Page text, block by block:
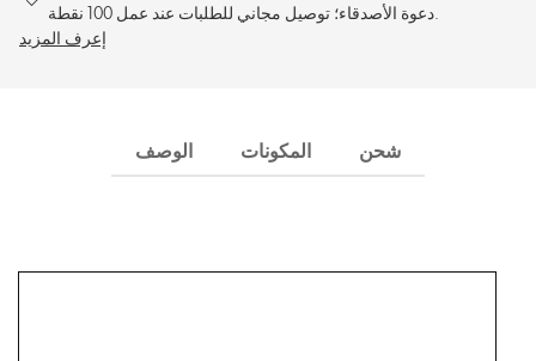
دعوة الأصدقاء؛ توصيل مجاني للطلبات عند عمل 100 نقطة.
إعرف المزيد
الوصف المكونات شحن